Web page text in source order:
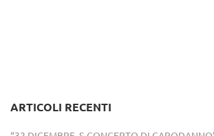
ARTICOLI RECENTI